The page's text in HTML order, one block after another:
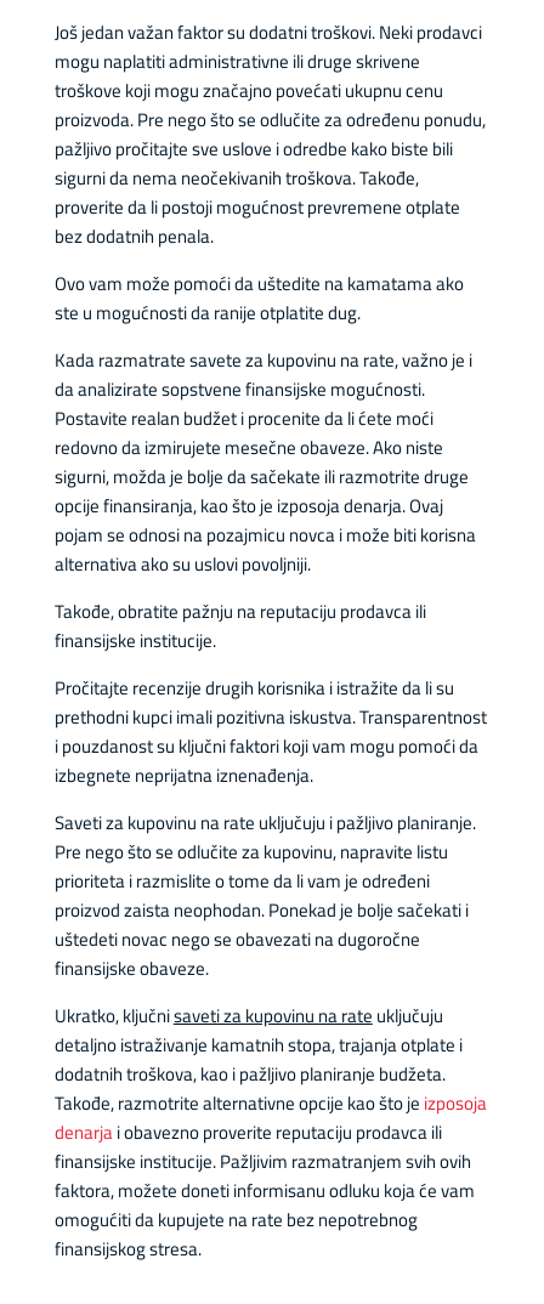
Još jedan važan faktor su dodatni troškovi. Neki prodavci
mogu naplatiti administrativne ili druge skrivene
troškove koji mogu značajno povećati ukupnu cenu
proizvoda. Pre nego što se odlučite za određenu ponudu,
pažljivo pročitajte sve uslove i odredbe kako biste bili
sigurni da nema neočekivanih troškova. Takođe,
proverite da li postoji mogućnost prevremene otplate
bez dodatnih penala.
Ovo vam može pomoći da uštedite na kamatama ako
ste u mogućnosti da ranije otplatite dug.
Kada razmatrate savete za kupovinu na rate, važno je i
da analizirate sopstvene finansijske mogućnosti.
Postavite realan budžet i procenite da li ćete moći
redovno da izmirujete mesečne obaveze. Ako niste
sigurni, možda je bolje da sačekate ili razmotrite druge
opcije finansiranja, kao što je izposoja denarja. Ovaj
pojam se odnosi na pozajmicu novca i može biti korisna
alternativa ako su uslovi povoljniji.
Takođe, obratite pažnju na reputaciju prodavca ili
finansijske institucije.
Pročitajte recenzije drugih korisnika i istražite da li su
prethodni kupci imali pozitivna iskustva. Transparentnost
i pouzdanost su ključni faktori koji vam mogu pomoći da
izbegnete neprijatna iznenađenja.
Saveti za kupovinu na rate uključuju i pažljivo planiranje.
Pre nego što se odlučite za kupovinu, napravite listu
prioriteta i razmislite o tome da li vam je određeni
proizvod zaista neophodan. Ponekad je bolje sačekati i
uštedeti novac nego se obavezati na dugoročne
finansijske obaveze.
Ukratko, ključnisaveti za kupovinu na rate uključuju
detaljno istraživanje kamatnih stopa, trajanja otplate i
dodatnih troškova, kao i pažljivo planiranje budžeta.
Takođe, razmotrite alternativne opcije kao što je izposoja
denarjai obavezno proverite reputaciju prodavca ili
finansijske institucije. Pažljivim razmatranjem svih ovih
faktora, možete doneti informisanu odluku koja će vam
omogućiti da kupujete na rate bez nepotrebnog
finansijskog stresa.